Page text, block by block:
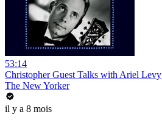
53:14
Christopher Guest Talks with Ariel Levy
The New Yorker
il y a 8 mois